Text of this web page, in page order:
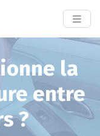
la
entre
?